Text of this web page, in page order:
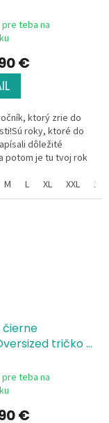
152
teba na
€
ktorý zrie do
roky, ktoré do
dôležité
potom je tu tvoj rok
osobnosť....
M L XL XXL 128
čierne
tričko s
úlohSingle
% bavlna,
teba na
€